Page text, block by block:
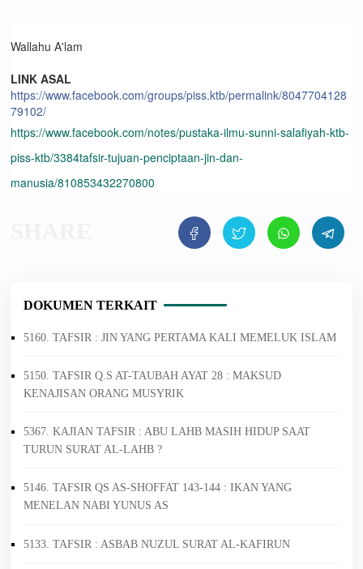
Wallahu A'lam
LINK ASAL
https://www.facebook.com/groups/piss.ktb/permalink/8047704128
79102/
https://www.facebook.com/notes/pustaka-ilmu-sunni-salafiyah-ktb-
piss-ktb/3384tafsir-tujuan-penciptaan-jin-dan-
manusia/810853432270800
DOKUMEN TERKAIT
5160. TAFSIR : JIN YANG PERTAMA KALI MEMELUK ISLAM
5150. TAFSIR Q.S AT-TAUBAH AYAT 28 : MAKSUD
KENAJISAN ORANG MUSYRIK
5367. KAJIAN TAFSIR : ABU LAHB MASIH HIDUP SAAT
TURUN SURAT AL-LAHB ?
5146. TAFSIR QS AS-SHOFFAT 143-144 : IKAN YANG
MENELAN NABI YUNUS AS
5133. TAFSIR : ASBAB NUZUL SURAT AL-KAFIRUN